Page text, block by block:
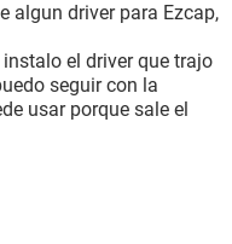
algun driver para Ezcap,
el driver que trajo
seguir con la
usar porque sale el